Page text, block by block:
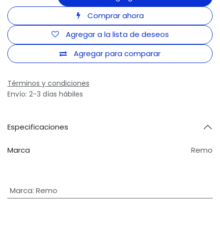
Comprar ahora
Agregar para comparar
Agregar a la lista de deseos
Términos y condiciones
Envío: 2-3 días hábiles
Especificaciones
Marca Remo
Marca: Remo